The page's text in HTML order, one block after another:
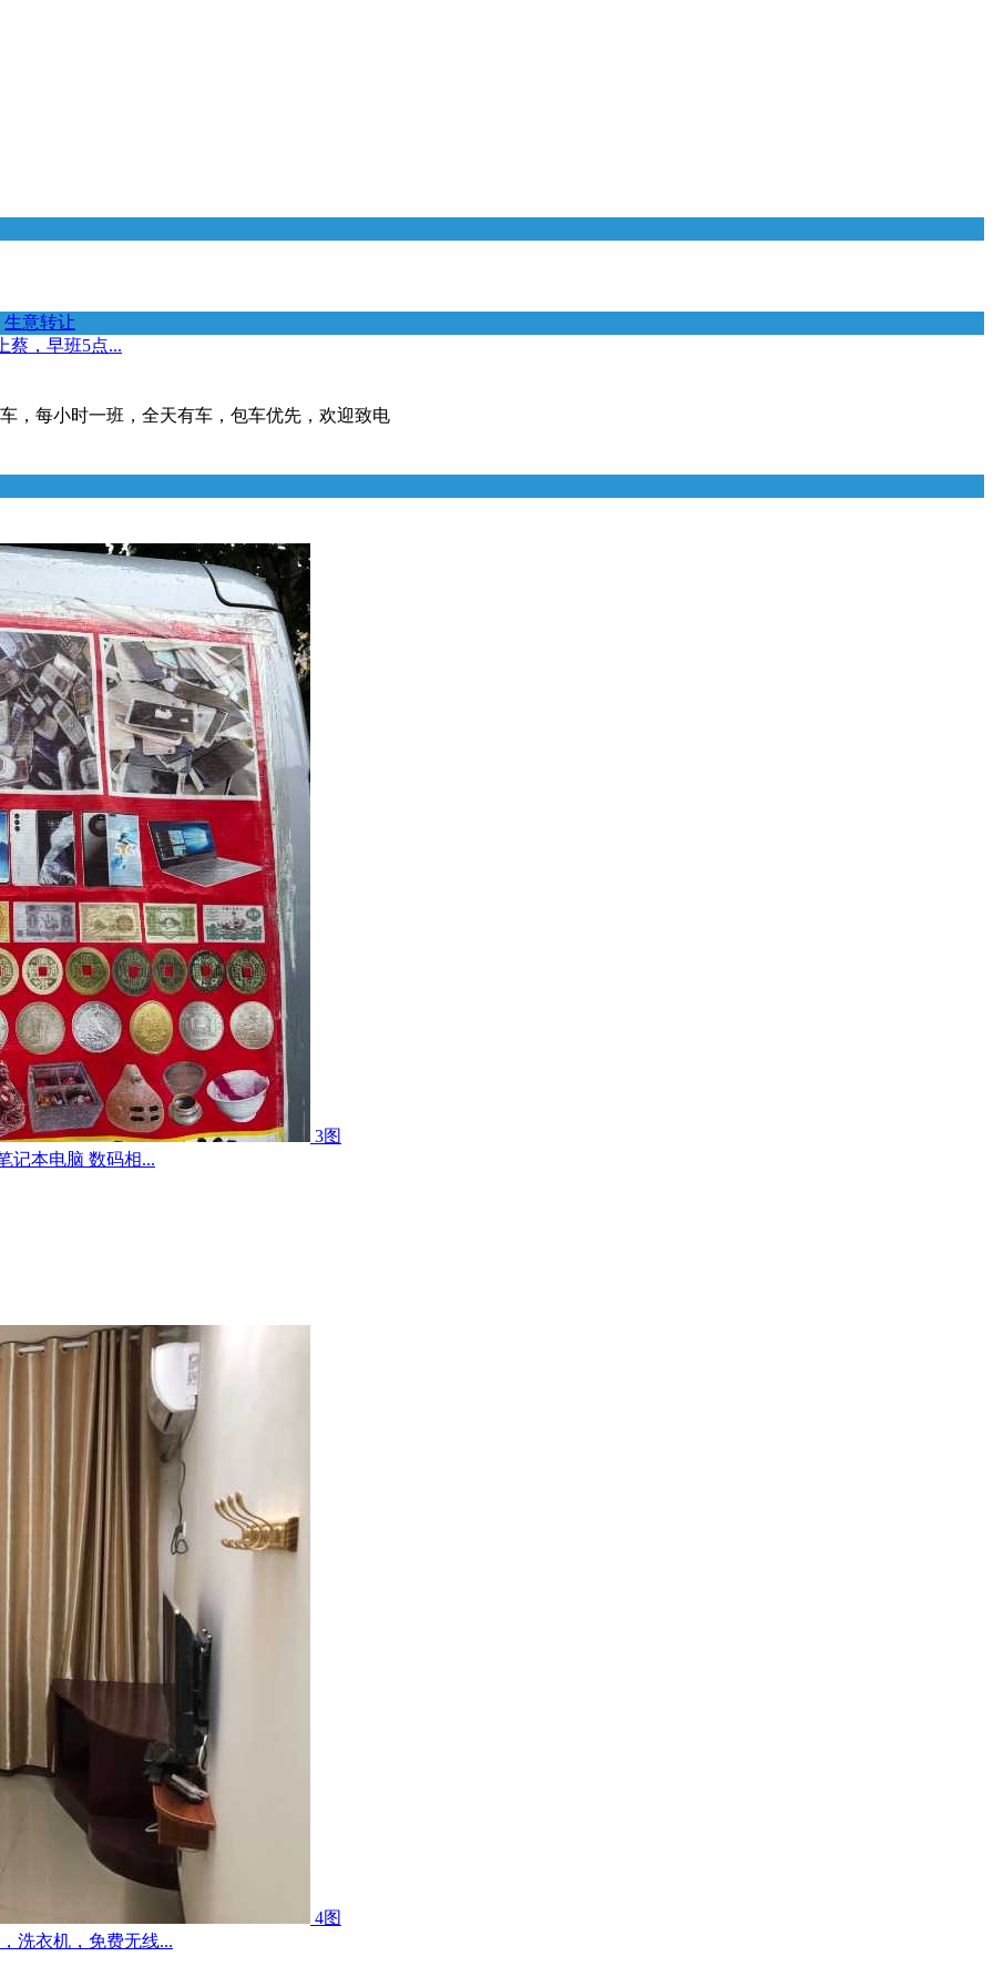
生意转让
蔡，早班5点...
，每小时一班，全天有车，包车优先，欢迎致电
3图
记本电脑 数码相...
4图
洗衣机，免费无线...